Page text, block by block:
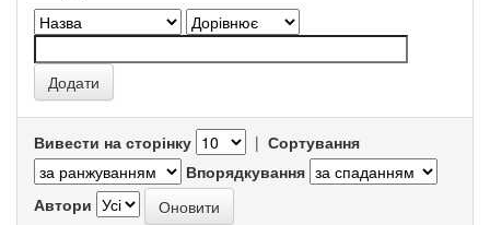
Вивести на сторінку | Сортування
Впорядкування
Автори